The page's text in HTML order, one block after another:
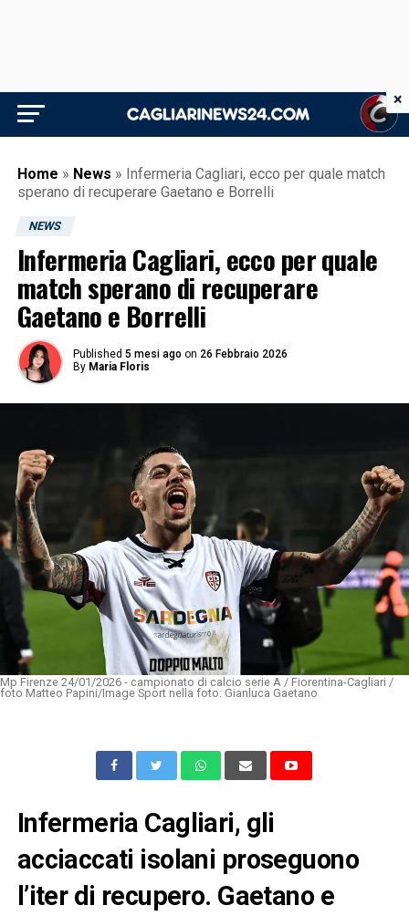
Home » News » Infermeria Cagliari, ecco per quale match
sperano di recuperare Gaetano e Borrelli
NEWS
Infermeria Cagliari, ecco per quale
match sperano di recuperare
Gaetano e Borrelli
Published 5 mesi ago on 26 Febbraio 2026
By Maria Floris
Mp Firenze 24/01/2026 - campionato di calcio serie A / Fiorentina-Cagliari /
foto Matteo Papini/Image Sport nella foto: Gianluca Gaetano
Infermeria Cagliari, gli
acciaccati isolani proseguono
l’iter di recupero. Gaetano e
×